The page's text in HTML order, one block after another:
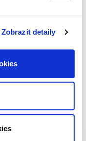
Zobrazit detaily
část.